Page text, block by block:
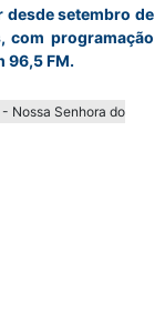
desde setembro de
com programação
96,5 FM.
- Nossa Senhora do